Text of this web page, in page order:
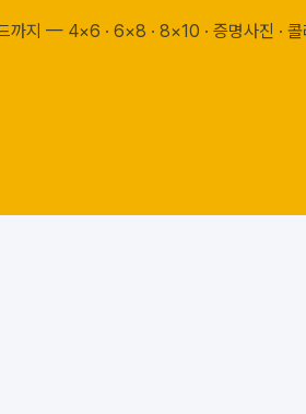
까지 — 4×6 · 6×8 · 8×10 · 증명사진 ·